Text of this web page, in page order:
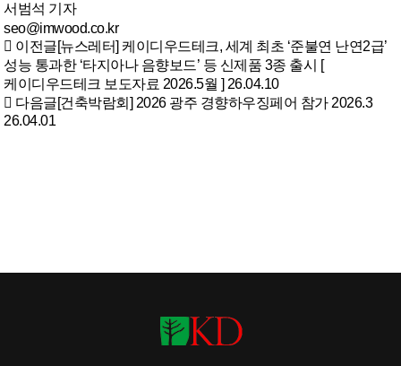
서범석 기자
seo@imwood.co.kr
이전글[뉴스레터] 케이디우드테크, 세계 최초 ‘준불연 난연2급’
성능 통과한 ‘타지아나 음향보드’ 등 신제품 3종 출시 [
케이디우드테크 보도자료 2026.5월 ] 26.04.10
다음글[건축박람회] 2026 광주 경향하우징페어 참가 2026.3
26.04.01